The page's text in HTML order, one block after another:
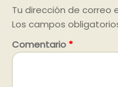
Tu dirección de correo
Los campos
Comentario *